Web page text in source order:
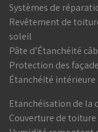
Systèmes de
Revêtement de
soleil
Pâte d’Étanchéité
Protection des
Étanchéité intérieure
Etanchéisation de la
Couverture de toiture